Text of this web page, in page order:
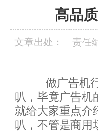
高品
文章出处： 责任
做广告机行业
叭，毕竟广告机
就给大家重点
叭，不管是商用